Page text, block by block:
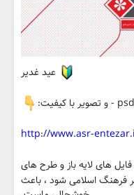
عید غدیر
http://www.asr-
های لایه باز و طرح های
فرهنگ اسلامی شود ، باعث